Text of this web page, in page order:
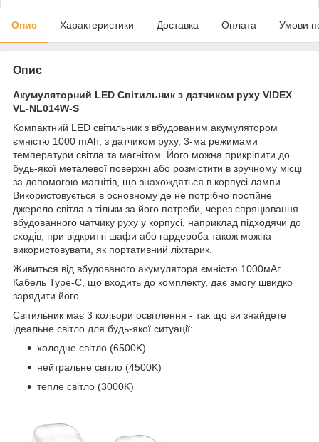
Опис Характеристики Доставка Оплата Умови
Опис
Акумуляторний LED Світильник з датчиком руху VIDEX
VL-NL014W-S
Компактний LED світильник з вбудованим акумулятором
ємністю 1000 mAh, з датчиком руху, 3-ма режимами
температури світла та магнітом. Його можна прикріпити до
будь-якої металевої поверхні або розмістити в зручному місці
за допомогою магнітів, що знахождяться в корпусі лампи.
Використовується в основному де не потрібно постійне
джерело світла а тільки за його потреби, через спряцювання
вбудованного чатчику руху у корпусі, наприклад підходячи до
сходів, при відкритті шафи або гардероба також можна
використовувати, як портативний ліхтарик.
Живиться від вбудованого акумулятора ємністю 1000мАг.
Кабель Type-C, що входить до комплекту, дає змогу швидко
зарядити його.
Світильник має 3 кольори освітлення - так що ви знайдете
ідеальне світло для будь-якої ситуації:
холодне світло (6500K)
нейтральне світло (4500K)
тепле світло (3000K)